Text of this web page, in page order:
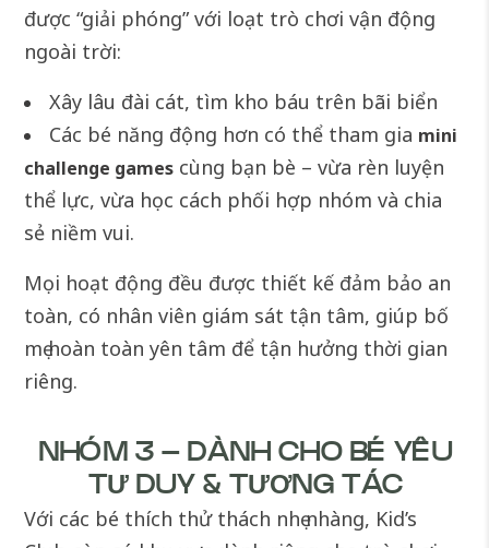
được “giải phóng” với loạt trò chơi vận động
ngoài trời:
Xây lâu đài cát, tìm kho báu trên bãi biển
Các bé năng động hơn có thể tham gia mini
challenge games cùng bạn bè – vừa rèn luyện
thể lực, vừa học cách phối hợp nhóm và chia
sẻ niềm vui.
Mọi hoạt động đều được thiết kế đảm bảo an
toàn, có nhân viên giám sát tận tâm, giúp bố
mẹ hoàn toàn yên tâm để tận hưởng thời gian
riêng.
NHÓM 3 – DÀNH CHO BÉ YÊU
TƯ DUY & TƯƠNG TÁC
Với các bé thích thử thách nhẹ nhàng, Kid’s